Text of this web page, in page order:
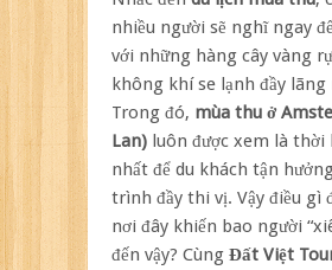
Lan
vào
thu
có
đẹp?
nhiều người sẽ nghĩ ngay
với những hàng cây vàng
không khí se lạnh đầy lãng
Trong đó, mùa thu ở
Lan) luôn được xem là thời
nhất để du khách tận
trình đầy thi vị. Vậy điều gì
nơi đây khiến bao người
đến vậy? Cùng Đất Việt